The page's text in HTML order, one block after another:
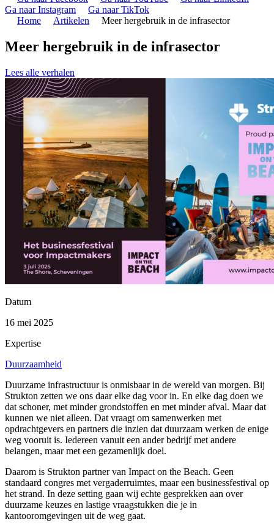
Ga naar Instagram
Ga naar TikTok
Home
Artikelen Meer hergebruik in de infrasector
Meer hergebruik in de infrasector
Lees alle verhalen
Datum
16 mei 2025
Expertise
Duurzaamheid
Duurzame infrastructuur is onmisbaar in de wereld van morgen. Bij
Strukton zetten we ons daar elke dag voor in. En elke dag doen we
dat schoner, met minder grondstoffen en met minder afval. Maar dat
kunnen we niet alleen. Dat vraagt om samenwerken met
opdrachtgevers en partners die inzien dat duurzaam werken de enige
weg vooruit is. Iedereen vanuit een ander bedrijf met andere
belangen, maar met een gezamenlijk doel.
Daarom is Strukton partner van Impact on the Beach. Geen
standaard congres met vergaderruimtes, maar een businessfestival op
het strand. In deze setting gaan wij echte gesprekken aan over
duurzame keuzes en lastige vraagstukken die je in
kantooromgevingen uit de weg gaat.